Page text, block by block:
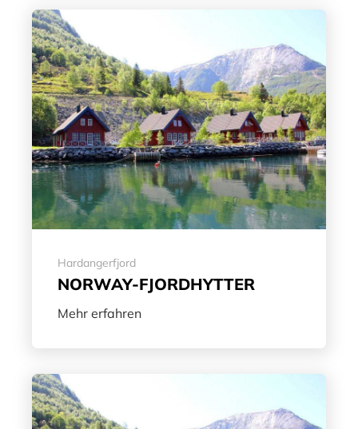
Hardangerfjord
NORWAY-FJORDHYTTER
Mehr erfahren